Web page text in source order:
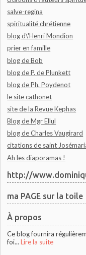
salve-regina
spiritualité chrétienne
blog d\'Henri Mondion
prier en famille
blog de Bob
blog de P. de Plunkett
blog de Ph. Poydenot
le site cathonet
site de la Revue Kephas
Blog de Mgr Ellul
blog de Charles Vaugirard
citations de saint
Ah les diaporamas !
http://
ma PAGE sur la toile
À propos
Ce blog fournira
foi... Lire la suite